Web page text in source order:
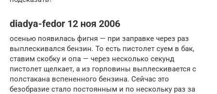
diadya-fedor 12 ноя 2006
осенью появилась фигня — при заправке через раз
выплескивался бензин. То есть пистолет суем в бак,
ставим скобку и опа — через несколько секунд
пистолет щелкает, а из горловины выплескивается с
полстакана вспененного бензина. Сейчас это
безобразие стало постоянным и по нескольку раз за